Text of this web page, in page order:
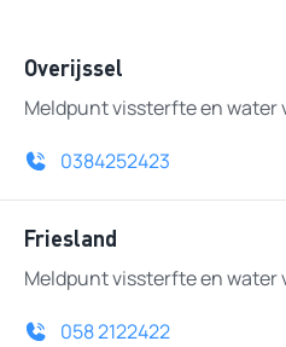
Overijssel
Meldpunt vissterfte en water
0384252423
Friesland
Meldpunt vissterfte en water
058 2122422